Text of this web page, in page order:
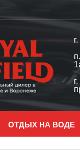
ОТДЫХ НА ВОДЕ